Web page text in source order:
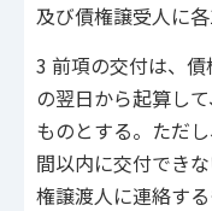
及び債権譲受人に
3 前項の交付は、
の翌日から起算し
ものとする。ただ
間以内に交付でき
権譲渡人に連絡する